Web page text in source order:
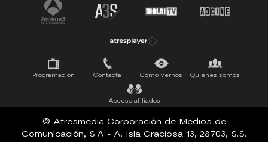
Programación Contacta Cómo vernos Quiénes somos
Acceso afiliados
© Atresmedia Corporación de Medios de
Comunicación, S.A - A. Isla Graciosa 13, 28703, S.S.